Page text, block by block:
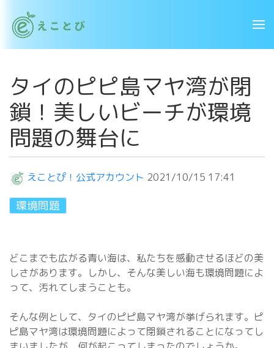
タイのピピ島マヤ湾が閉
鎖！美しいビーチが環境
問題の舞台に
えことぴ！公式アカウント 2021/10/15 17:41
環境問題
どこまでも広がる青い海は、私たちを感動させるほどの美
しさがあります。しかし、そんな美しい海も環境問題によ
って、汚れてしまうことも。
そんな例として、タイのピピ島マヤ湾が挙げられます。ピ
ピ島マヤ湾は環境問題によって閉鎖されることになってし